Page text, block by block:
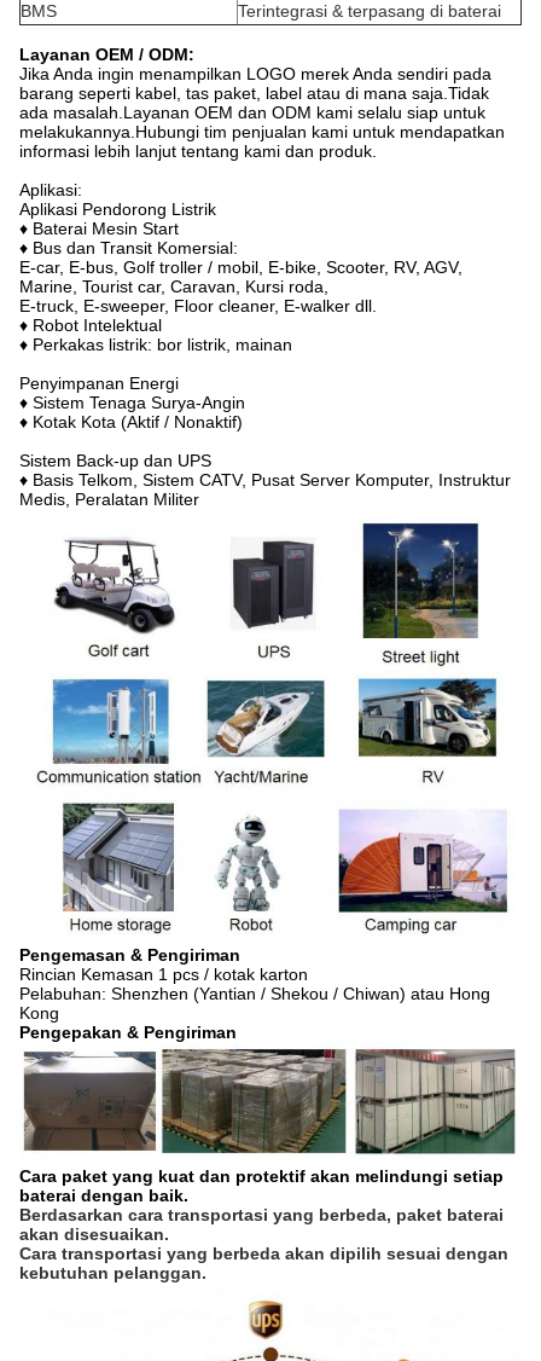
BMS
Terintegrasi & terpasang di baterai
Layanan OEM / ODM:
Jika Anda ingin menampilkan LOGO merek Anda sendiri pada
barang seperti kabel, tas paket, label atau di mana saja.Tidak
ada masalah.Layanan OEM dan ODM kami selalu siap untuk
melakukannya.Hubungi tim penjualan kami untuk mendapatkan
informasi lebih lanjut tentang kami dan produk.
Aplikasi:
Aplikasi Pendorong Listrik
♦ Baterai Mesin Start
♦ Bus dan Transit Komersial:
E-car, E-bus, Golf troller / mobil, E-bike, Scooter, RV, AGV,
Marine, Tourist car, Caravan, Kursi roda,
E-truck, E-sweeper, Floor cleaner, E-walker dll.
♦ Robot Intelektual
♦ Perkakas listrik: bor listrik, mainan
Penyimpanan Energi
♦ Sistem Tenaga Surya-Angin
♦ Kotak Kota (Aktif / Nonaktif)
Sistem Back-up dan UPS
♦ Basis Telkom, Sistem CATV, Pusat Server Komputer, Instruktur
Medis, Peralatan Militer
Pengemasan & Pengiriman
Rincian Kemasan 1 pcs / kotak karton
Pelabuhan: Shenzhen (Yantian / Shekou / Chiwan) atau Hong
Kong
Pengepakan & Pengiriman
Cara paket yang kuat dan protektif akan melindungi setiap
baterai dengan baik.
Berdasarkan cara transportasi yang berbeda, paket baterai
akan disesuaikan.
Cara transportasi yang berbeda akan dipilih sesuai dengan
kebutuhan pelanggan.